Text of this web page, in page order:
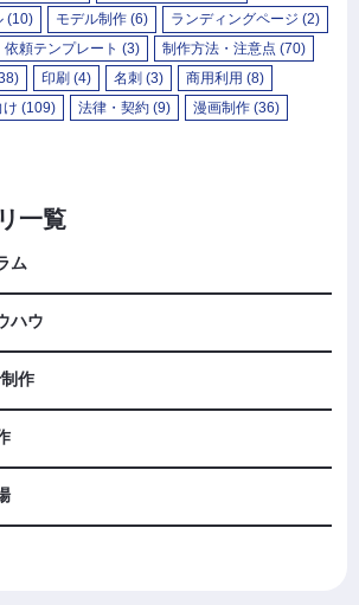
(10) モデル制作(6) ランディングページ (2)
依頼テンプレート (3) 制作方法・注意点 (70)
印刷 (4) 名刺 (3) 商用利用 (8)
け (109) 法律・契約(9) 漫画制作 (36)
一覧
ム
ハウ
作